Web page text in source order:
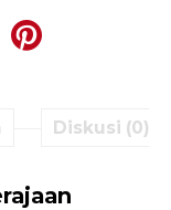
Diskusi (0)